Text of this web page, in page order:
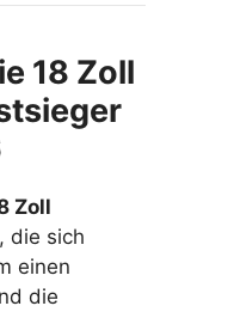
18 Zoll
Zoll
die sich
einen
die